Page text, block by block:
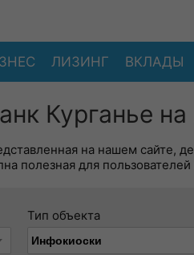
ЛИЗИНГ ВКЛАДЫ
Курганье на
на нашем сайте,
полезная для
Тип объекта